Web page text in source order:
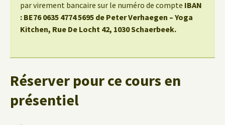
par virement bancaire sur le numéro de compte IBAN
: BE76 0635 4774 5695 de Peter Verhaegen – Yoga
Kitchen, Rue De Locht 42, 1030 Schaerbeek.
Réserver pour ce cours en
présentiel